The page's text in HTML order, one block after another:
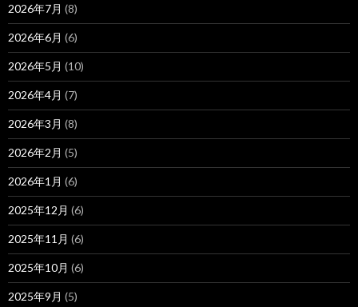
2026年7月 (8)
2026年6月 (6)
2026年5月 (10)
2026年4月 (7)
2026年3月 (8)
2026年2月 (5)
2026年1月 (6)
2025年12月 (6)
2025年11月 (6)
2025年10月 (6)
2025年9月 (5)